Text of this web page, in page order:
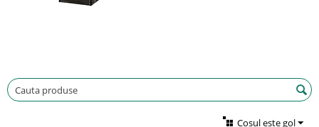
Cosul este gol